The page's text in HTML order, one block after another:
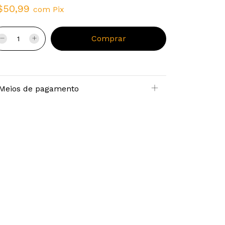
com Pix
de pagamento